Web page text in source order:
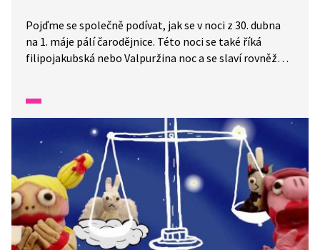
Pojďme se společně podívat, jak se v noci z 30. dubna
na 1. máje pálí čarodějnice. Této noci se také říká
filipojakubská nebo Valpuržina noc a se slaví rovněž
Dnes tento večer bývá veselá oslava u ohně a třeba